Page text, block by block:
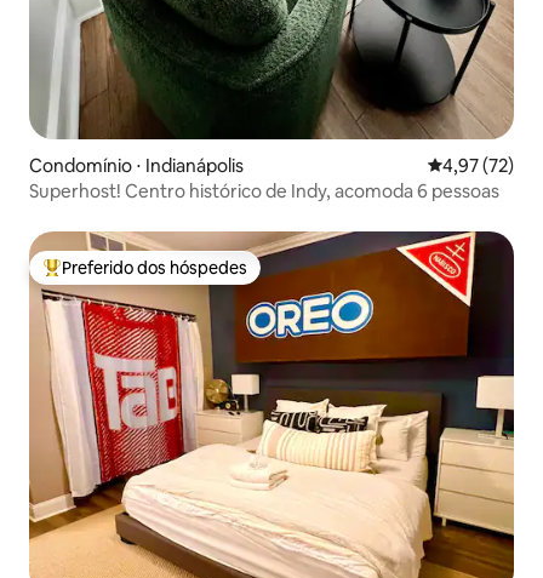
Condomínio ⋅ Indianápolis 4,97 de uma
4,97 (72)
Superhost! Centro histórico de Indy, acomoda 6 pessoas
Entre os melhores preferidos dos hóspedes
Preferido dos hóspedes